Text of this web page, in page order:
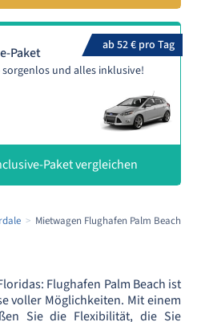
ab 52 € pro Tag
Paket
und alles inklusive!
Paket vergleichen
Mietwagen Flughafen Palm Beach
Flughafen Palm Beach ist
voller Möglichkeiten. Mit einem
Sie die Flexibilität, die Sie